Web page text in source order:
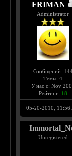
ERIMAN
Administrator
Сообщений: 144
Темы: 4
У нас с: Nov
Рейтинг: 18
05-20-2010, 11:56
Unregistered